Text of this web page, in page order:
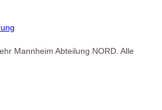
Mannheim Abteilung NORD. Alle